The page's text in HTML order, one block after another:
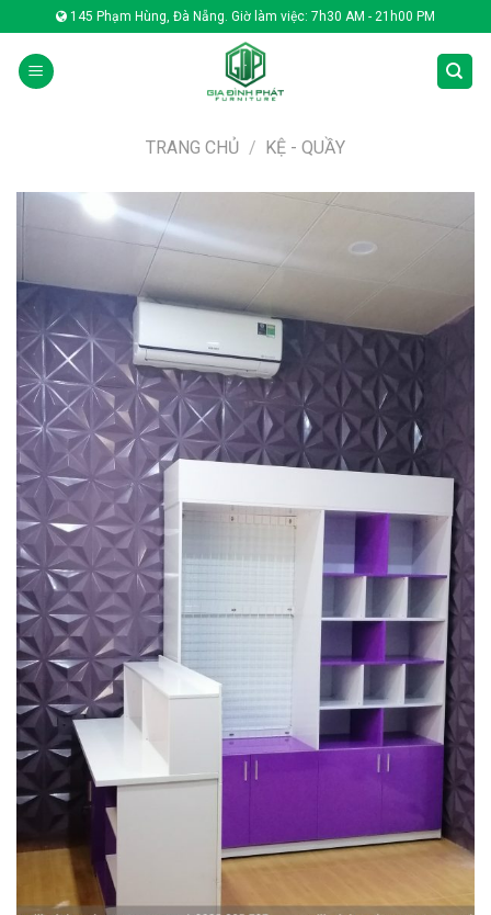
to
content
145 Phạm Hùng, Đà Nẵng. Giờ làm việc: 7h30 AM - 21h00 PM
TRANG CHỦ / KỆ - QUẦY